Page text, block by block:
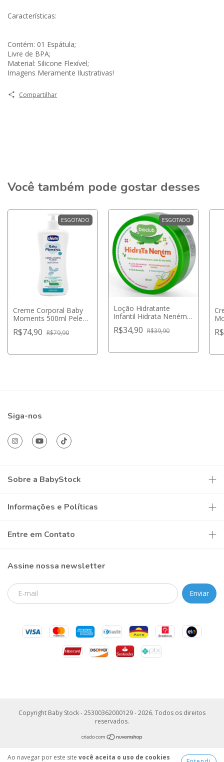
Ao navegar por este site você aceita o uso de cookies
Características:
Contém: 01 Espátula;
Livre de BPA;
Material: Silicone Flexível;
Imagens Meramente Ilustrativas!
Compartilhar
Você também pode gostar desses
ESGOTADO
Creme Corporal Baby
Moments 500ml Pele
R$74,90 R$79,90
ESGOTADO
Loção Hidratante
Infantil Hidrata Neném
R$34,90 R$39,90
Siga-nos
Sobre a BabyStock
Informações e Políticas
Entre em Contato
Assine nossa newsletter
Copyright Baby Stock - 25300362000129 - 2026. Todos os direitos
reservados.